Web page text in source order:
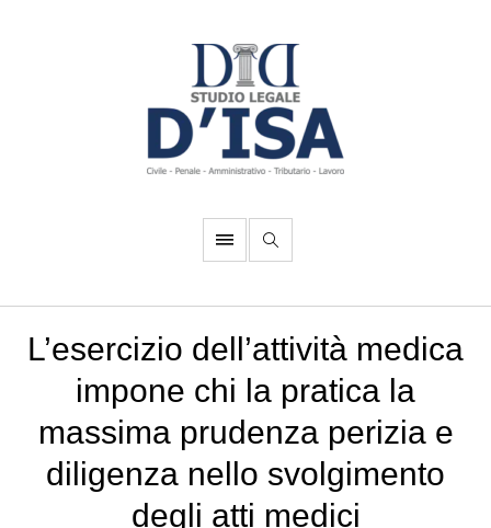
L’esercizio dell’attività medica
impone chi la pratica la
massima prudenza perizia e
diligenza nello svolgimento
degli atti medici